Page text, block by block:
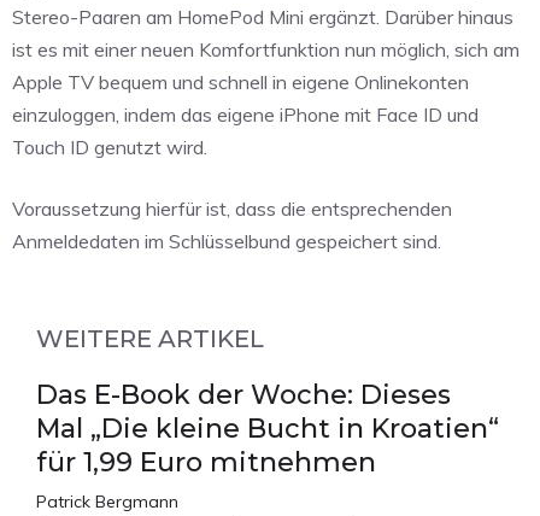
Stereo-Paaren am HomePod Mini ergänzt. Darüber hinaus
ist es mit einer neuen Komfortfunktion nun möglich, sich am
Apple TV bequem und schnell in eigene Onlinekonten
einzuloggen, indem das eigene iPhone mit Face ID und
Touch ID genutzt wird.
Voraussetzung hierfür ist, dass die entsprechenden
Anmeldedaten im Schlüsselbund gespeichert sind.
WEITERE ARTIKEL
Das E-Book der Woche: Dieses
Mal „Die kleine Bucht in Kroatien“
für 1,99 Euro mitnehmen
Patrick Bergmann